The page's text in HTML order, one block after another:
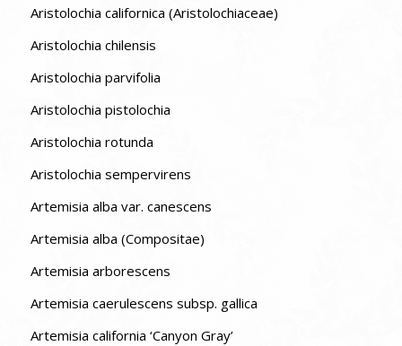
Aristolochia californica (Aristolochiaceae)
Aristolochia chilensis
Aristolochia parvifolia
Aristolochia pistolochia
Aristolochia rotunda
Aristolochia sempervirens
Artemisia alba var. canescens
Artemisia alba (Compositae)
Artemisia arborescens
Artemisia caerulescens subsp. gallica
Artemisia california ‘Canyon Gray’